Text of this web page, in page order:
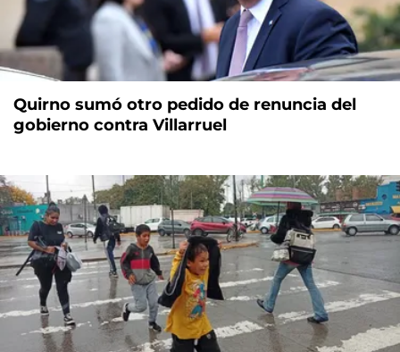
Quirno sumó otro pedido de renuncia del
gobierno contra Villarruel